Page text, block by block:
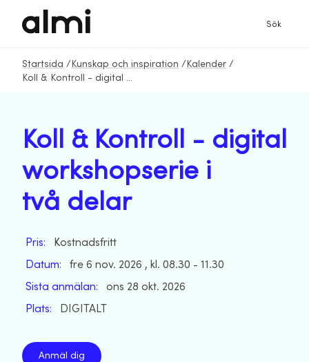
Sök
Startsida / Kunskap och inspiration / Kalender /
Koll & Kontroll - digital workshopserie i två delar
Koll & Kontroll - digital
workshopserie i
två delar
Pris:
Kostnadsfritt
Datum:
fre 6 nov. 2026 , kl. 08.30 - 11.30
Sista anmälan:
ons 28 okt. 2026
Plats:
DIGITALT
Anmäl dig